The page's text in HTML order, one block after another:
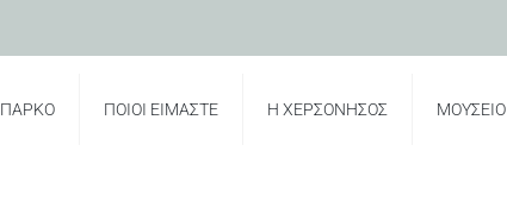
ΠΑΡΚΟ ΠΟΙΟΙ ΕΙΜΑΣΤΕ Η ΧΕΡΣΟΝΗΣΟΣ ΜΟΥΣΕΙΟ